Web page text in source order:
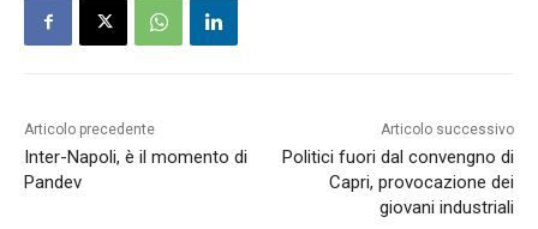
Articolo precedente
Inter-Napoli, è il momento di
Pandev
Articolo successivo
Politici fuori dal convengno di
Capri, provocazione dei
giovani industriali